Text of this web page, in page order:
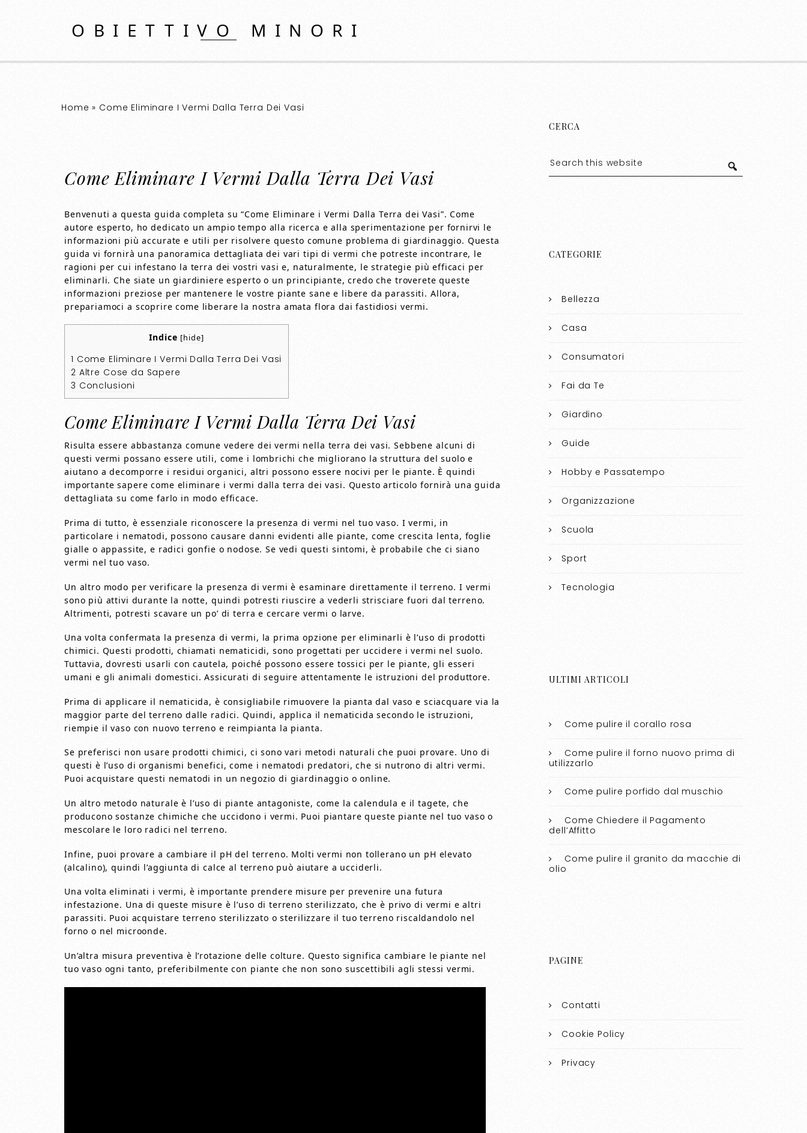
OBIETTIVO MINORI
Home » Come Eliminare I Vermi Dalla Terra Dei Vasi
Come Eliminare I Vermi Dalla Terra Dei Vasi
Benvenuti a questa guida completa su “Come Eliminare i Vermi Dalla Terra dei Vasi”. Come
autore esperto, ho dedicato un ampio tempo alla ricerca e alla sperimentazione per fornirvi le
informazioni più accurate e utili per risolvere questo comune problema di giardinaggio. Questa
guida vi fornirà una panoramica dettagliata dei vari tipi di vermi che potreste incontrare, le
ragioni per cui infestano la terra dei vostri vasi e, naturalmente, le strategie più efficaci per
eliminarli. Che siate un giardiniere esperto o un principiante, credo che troverete queste
informazioni preziose per mantenere le vostre piante sane e libere da parassiti. Allora,
prepariamoci a scoprire come liberare la nostra amata flora dai fastidiosi vermi.
Indice [hide]
1 Come Eliminare I Vermi Dalla Terra Dei Vasi
2 Altre Cose da Sapere
3 Conclusioni
Come Eliminare I Vermi Dalla Terra Dei Vasi
Risulta essere abbastanza comune vedere dei vermi nella terra dei vasi. Sebbene alcuni di
questi vermi possano essere utili, come i lombrichi che migliorano la struttura del suolo e
aiutano a decomporre i residui organici, altri possono essere nocivi per le piante. È quindi
importante sapere come eliminare i vermi dalla terra dei vasi. Questo articolo fornirà una guida
dettagliata su come farlo in modo efficace.
Prima di tutto, è essenziale riconoscere la presenza di vermi nel tuo vaso. I vermi, in
particolare i nematodi, possono causare danni evidenti alle piante, come crescita lenta, foglie
gialle o appassite, e radici gonfie o nodose. Se vedi questi sintomi, è probabile che ci siano
vermi nel tuo vaso.
Un altro modo per verificare la presenza di vermi è esaminare direttamente il terreno. I vermi
sono più attivi durante la notte, quindi potresti riuscire a vederli strisciare fuori dal terreno.
Altrimenti, potresti scavare un po’ di terra e cercare vermi o larve.
Una volta confermata la presenza di vermi, la prima opzione per eliminarli è l’uso di prodotti
chimici. Questi prodotti, chiamati nematicidi, sono progettati per uccidere i vermi nel suolo.
Tuttavia, dovresti usarli con cautela, poiché possono essere tossici per le piante, gli esseri
umani e gli animali domestici. Assicurati di seguire attentamente le istruzioni del produttore.
Prima di applicare il nematicida, è consigliabile rimuovere la pianta dal vaso e sciacquare via la
maggior parte del terreno dalle radici. Quindi, applica il nematicida secondo le istruzioni,
riempie il vaso con nuovo terreno e reimpianta la pianta.
Se preferisci non usare prodotti chimici, ci sono vari metodi naturali che puoi provare. Uno di
questi è l’uso di organismi benefici, come i nematodi predatori, che si nutrono di altri vermi.
Puoi acquistare questi nematodi in un negozio di giardinaggio o online.
Un altro metodo naturale è l’uso di piante antagoniste, come la calendula e il tagete, che
producono sostanze chimiche che uccidono i vermi. Puoi piantare queste piante nel tuo vaso o
mescolare le loro radici nel terreno.
Infine, puoi provare a cambiare il pH del terreno. Molti vermi non tollerano un pH elevato
(alcalino), quindi l’aggiunta di calce al terreno può aiutare a ucciderli.
Una volta eliminati i vermi, è importante prendere misure per prevenire una futura
infestazione. Una di queste misure è l’uso di terreno sterilizzato, che è privo di vermi e altri
parassiti. Puoi acquistare terreno sterilizzato o sterilizzare il tuo terreno riscaldandolo nel
forno o nel microonde.
Un’altra misura preventiva è l’rotazione delle colture. Questo significa cambiare le piante nel
tuo vaso ogni tanto, preferibilmente con piante che non sono suscettibili agli stessi vermi.
CERCA
CATEGORIE
Bellezza
Casa
Consumatori
Fai da Te
Giardino
Guide
Hobby e Passatempo
Organizzazione
Scuola
Sport
Tecnologia
ULTIMI ARTICOLI
Come pulire il corallo rosa​​
Come pulire il forno nuovo prima di
utilizzarlo​​
Come pulire porfido dal muschio​​
Come Chiedere il Pagamento
dell’Affitto
Come pulire il granito da macchie di
olio​​
PAGINE
Contatti
Cookie Policy
Privacy